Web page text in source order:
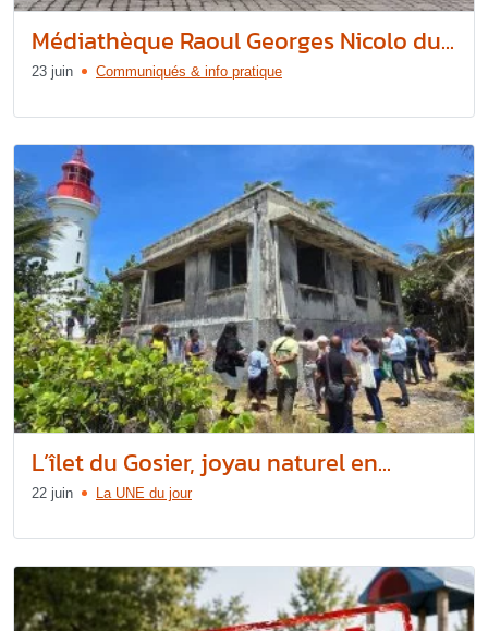
Médiathèque Raoul Georges Nicolo du...
23 juin Communiqués & info pratique
L’îlet du Gosier, joyau naturel en...
22 juin La UNE du jour